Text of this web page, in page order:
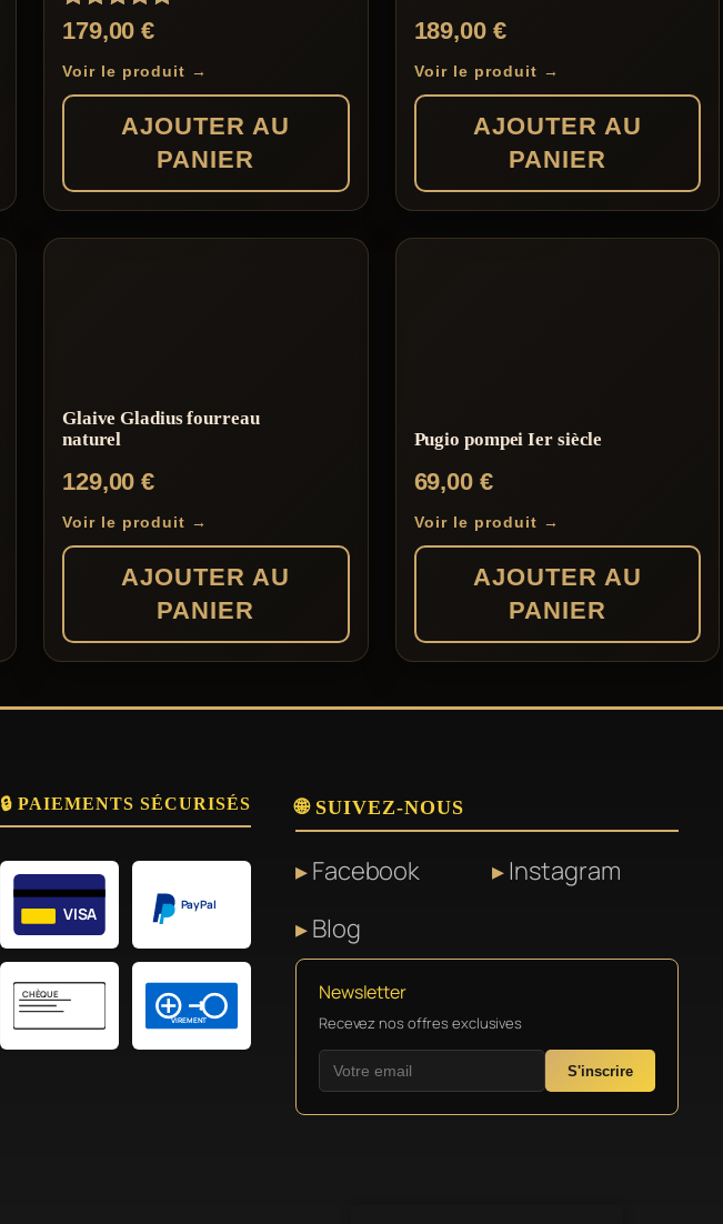
Note
5.00
sur 5
179,00€
Voir le produit →
AJOUTER AU
PANIER
189,00 €
Voir le produit →
AJOUTER AU
PANIER
Glaive Gladius fourreau
naturel
129,00€
Voir le produit →
AJOUTER AU
PANIER
Pugio pompei Ier siècle
69,00 €
Voir le produit →
AJOUTER AU
PANIER
🔒 PAIEMENTS SÉCURISÉS
VISA PayPal
CHÈQUE
VIREMENT
🌐 SUIVEZ-NOUS
Facebook
Instagram
Blog
Newsletter
Recevez nos offres exclusives
S'inscrire